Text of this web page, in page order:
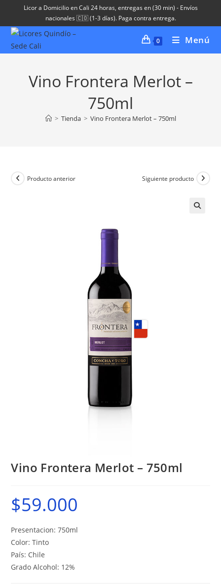
contenido
Licor a Domicilio en Cali 24 horas, entregas en (30 min) - Envíos
nacionales 🇨🇴 (1-3 días). Paga contra entrega.
0 Menú
Vino Frontera Merlot –
750ml
> Tienda > Vino Frontera Merlot – 750ml
Producto anterior Siguiente producto
Vino Frontera Merlot – 750ml
$59.000
Presentacion: 750ml
Color: Tinto
País: Chile
Grado Alcohol: 12%